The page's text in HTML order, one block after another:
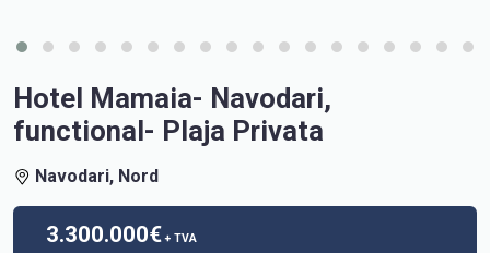
Hotel Mamaia- Navodari,
functional- Plaja Privata
Navodari, Nord
3.300.000€+ TVA